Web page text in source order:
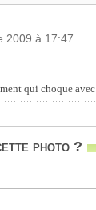
2009 à 17:47
qui choque
photo ?